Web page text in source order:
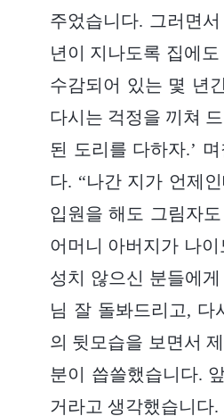
주었습니다. 그러면
년이 지나도록 집에
수감되어 있는 몇 년
다시는 걱정을 끼쳐
된 도리를 다하자.’
다. “나간 지가 언제
입원을 해도 그림자
어머니 아버지가 나
성치 않으신 분들에
님 잘 돌봐드리고, 다
의 뒷모습을 보면서
분이 씁쓸했습니다.
거라고 생각했습니다